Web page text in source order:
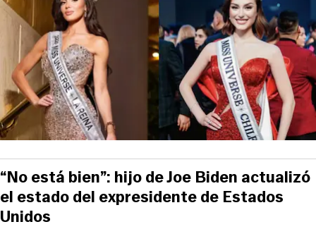
“No está bien”: hijo de Joe Biden actualizó
el estado del expresidente de Estados
Unidos